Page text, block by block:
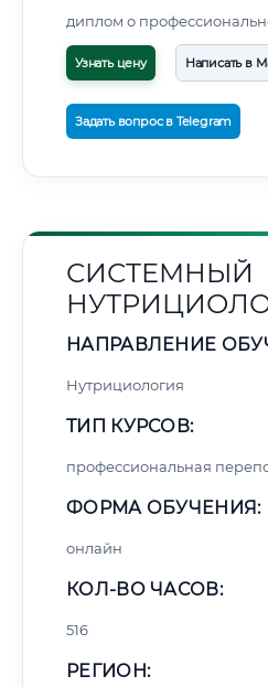
диплом о
Узнать цену Написать в
Задать вопрос в Telegram
СИСТЕМНЫЙ
НАПРАВЛЕНИЕ
Нутрициология
ТИП КУРСОВ:
профессиональная
ФОРМА ОБУЧЕНИЯ:
онлайн
КОЛ-ВО ЧАСОВ:
516
РЕГИОН: